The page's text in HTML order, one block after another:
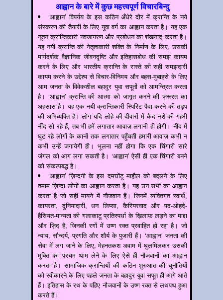
आह्वान के बारे में कुछ महत्त्वपूर्ण विचारबिन्दु
‘आह्वान’ विपर्यय के इस कठिन अँधेरे दौर में क्रान्ति के नये
संस्करण की तैयारी के लिए युवा वर्ग का आह्वान करता है। यह एक
नूतन क्रान्तिकारी नवजागरण और प्रबोधन का शंखनाद करता है।
यह नयी क्रान्ति की नेतृत्वकारी शक्ति के निर्माण के लिए, उसकी
मार्गदर्शक वैज्ञानिक जीवनदृष्टि और इतिहासबोध की समझ कायम
करने के लिए और भारतीय क्रान्ति के रास्ते की सही समझदारी
कायम करने के उद्देश्य से विचार-विनिमय और बहस-मुबाहसे के लिए
आम जनता के विवेकशील बहादुर युवा सपूतों को आमन्त्रित करता
है। ‘आह्वान’ क्रान्ति की आत्मा को जागृत करने की ज़रूरत का
अहसास है। यह एक नयी क्रान्तिकारी स्पिरिट पैदा करने की तड़प
की अभिव्यक्ति है। लोग यदि लोहे की दीवारों में कैद नशे की गहरी
नींद सो रहे हैं, तब भी हमें लगातार आवाज़ लगानी ही होगी। नींद में
घुट रहे लोगों के कानों तक लगातार पहुँचती हमारी आवाज़ कभी न
कभी उन्हें जगायेगी ही। भूलना नहीं होगा कि एक चिंगारी सारे
जंगल को आग लगा सकती है। ‘आह्वान’ ऐसी ही एक चिंगारी बनने
को संकल्पबद्ध है।
‘आह्वान’ ज़िन्दगी के इस दमघोंटू माहौल को बदलने के लिए
तमाम ज़िन्दा लोगों का आह्वान करता है। यह उन सभी का आह्वान
करता है जो सही मायने में नौजवान हैं। जिनमें व्यक्तिगत स्वार्थ,
कायरता, दुनियादारी, धन लिप्सा, कैरियरवाद और पद-ओहदे-
हैसियत-मान्यता की गलाकाटू प्रतिस्पर्धा के ख़िलाफ़ लड़ने का माद्दा
और ज़िद है, जिनकी रगों में उष्ण रक्त प्रवाहित हो रहा है। जो
न्याय, सौन्दर्य, प्रगति और शौर्य के पुजारी हैं। ‘आह्वान’ जनता की
सेवा में लग जाने के लिए, मेहनतकश अवाम में घुलमिलकर उसकी
मुक्ति का परचम थाम लेने के लिए ऐसे ही नौजवानों का आह्वान
करता है। सामाजिक क्रान्तियों की कठिन शुरुआत की चुनौतियों
को स्वीकारने के लिए पहले जनता के बहादुर युवा सपूत ही आगे आते
हैं। इतिहास के रथ के पहिए नौजवानों के उष्ण रक्त से लथपथ हुआ
करते हैं।